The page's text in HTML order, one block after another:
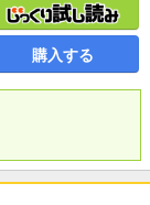
購入する